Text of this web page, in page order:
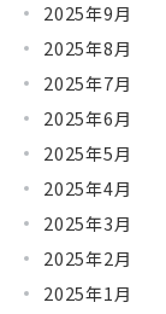
2025年9月
2025年8月
2025年7月
2025年6月
2025年5月
2025年4月
2025年3月
2025年2月
2025年1月